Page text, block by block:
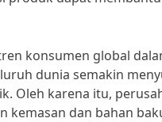
konsumen global
dunia semakin
Oleh karena itu,
kemasan dan bahan